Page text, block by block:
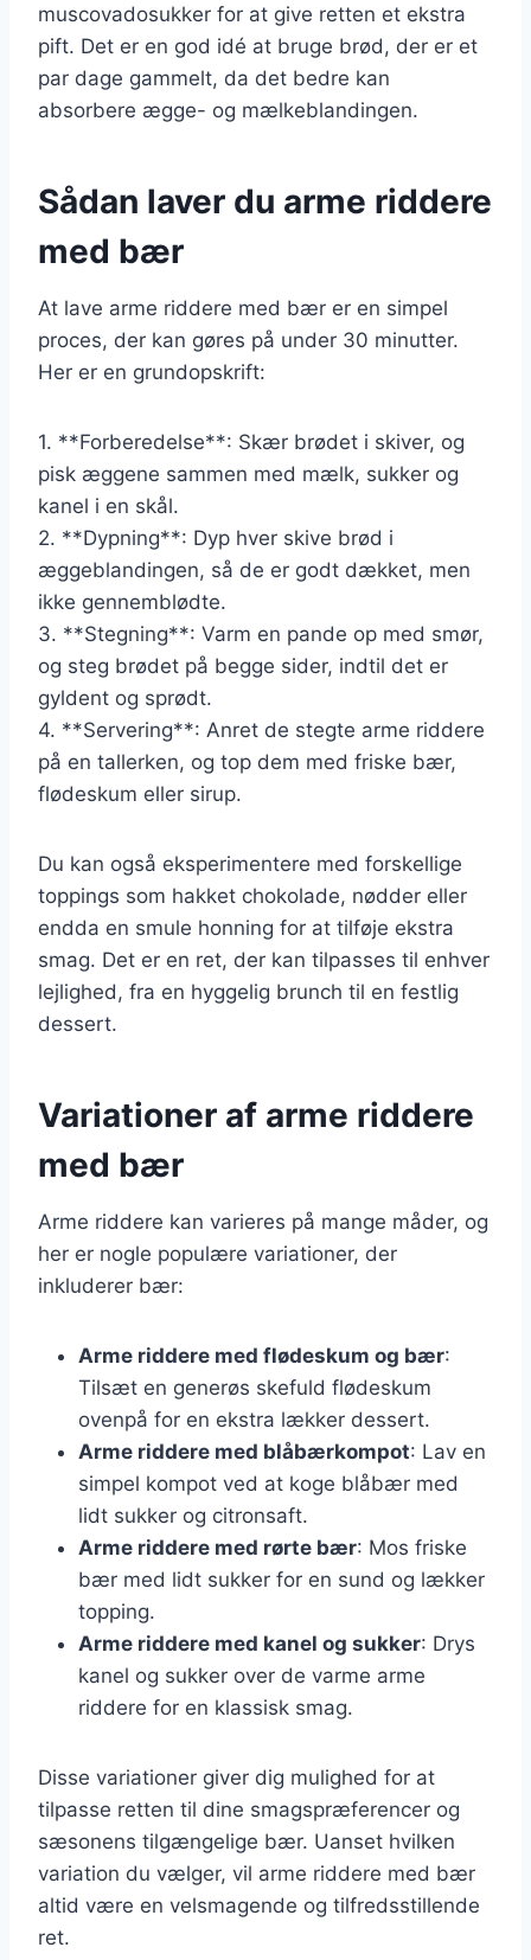
muscovadosukker for at give retten et ekstra
pift. Det er en god idé at bruge brød, der er et
par dage gammelt, da det bedre kan
absorbere ægge- og mælkeblandingen.
Sådan laver du arme riddere
med bær
At lave arme riddere med bær er en simpel
proces, der kan gøres på under 30 minutter.
Her er en grundopskrift:
1. **Forberedelse**: Skær brødet i skiver, og
pisk æggene sammen med mælk, sukker og
kanel i en skål.
2. **Dypning**: Dyp hver skive brød i
æggeblandingen, så de er godt dækket, men
ikke gennemblødte.
3. **Stegning**: Varm en pande op med smør,
og steg brødet på begge sider, indtil det er
gyldent og sprødt.
4. **Servering**: Anret de stegte arme riddere
på en tallerken, og top dem med friske bær,
flødeskum eller sirup.
Du kan også eksperimentere med forskellige
toppings som hakket chokolade, nødder eller
endda en smule honning for at tilføje ekstra
smag. Det er en ret, der kan tilpasses til enhver
lejlighed, fra en hyggelig brunch til en festlig
dessert.
Variationer af arme riddere
med bær
Arme riddere kan varieres på mange måder, og
her er nogle populære variationer, der
inkluderer bær:
Arme riddere med flødeskum og bær:
Tilsæt en generøs skefuld flødeskum
ovenpå for en ekstra lækker dessert.
Arme riddere med blåbærkompot: Lav en
simpel kompot ved at koge blåbær med
lidt sukker og citronsaft.
Arme riddere med rørte bær: Mos friske
bær med lidt sukker for en sund og lækker
topping.
Arme riddere med kanel og sukker: Drys
kanel og sukker over de varme arme
riddere for en klassisk smag.
Disse variationer giver dig mulighed for at
tilpasse retten til dine smagspræferencer og
sæsonens tilgængelige bær. Uanset hvilken
variation du vælger, vil arme riddere med bær
altid være en velsmagende og tilfredsstillende
ret.